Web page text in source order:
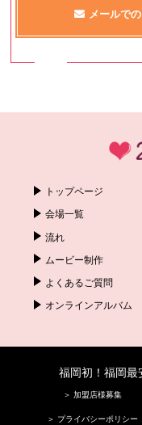
メールで
トップページ
会場一覧
流れ
ムービー制作
よくあるご質問
オンラインアルバム
福岡初！福岡最
＞ 加盟店様募集
＞ プライバシーポリシー